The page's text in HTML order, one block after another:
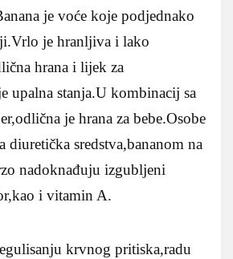
je voće koje podjednako
je hranljiva i lako
hrana i lijek za
upalna stanja.U kombinacij sa
je hrana za bebe.Osobe
diuretička sredstva,bananom na
nadoknađuju izgubljeni
i vitamin A.
krvnog pritiska,radu